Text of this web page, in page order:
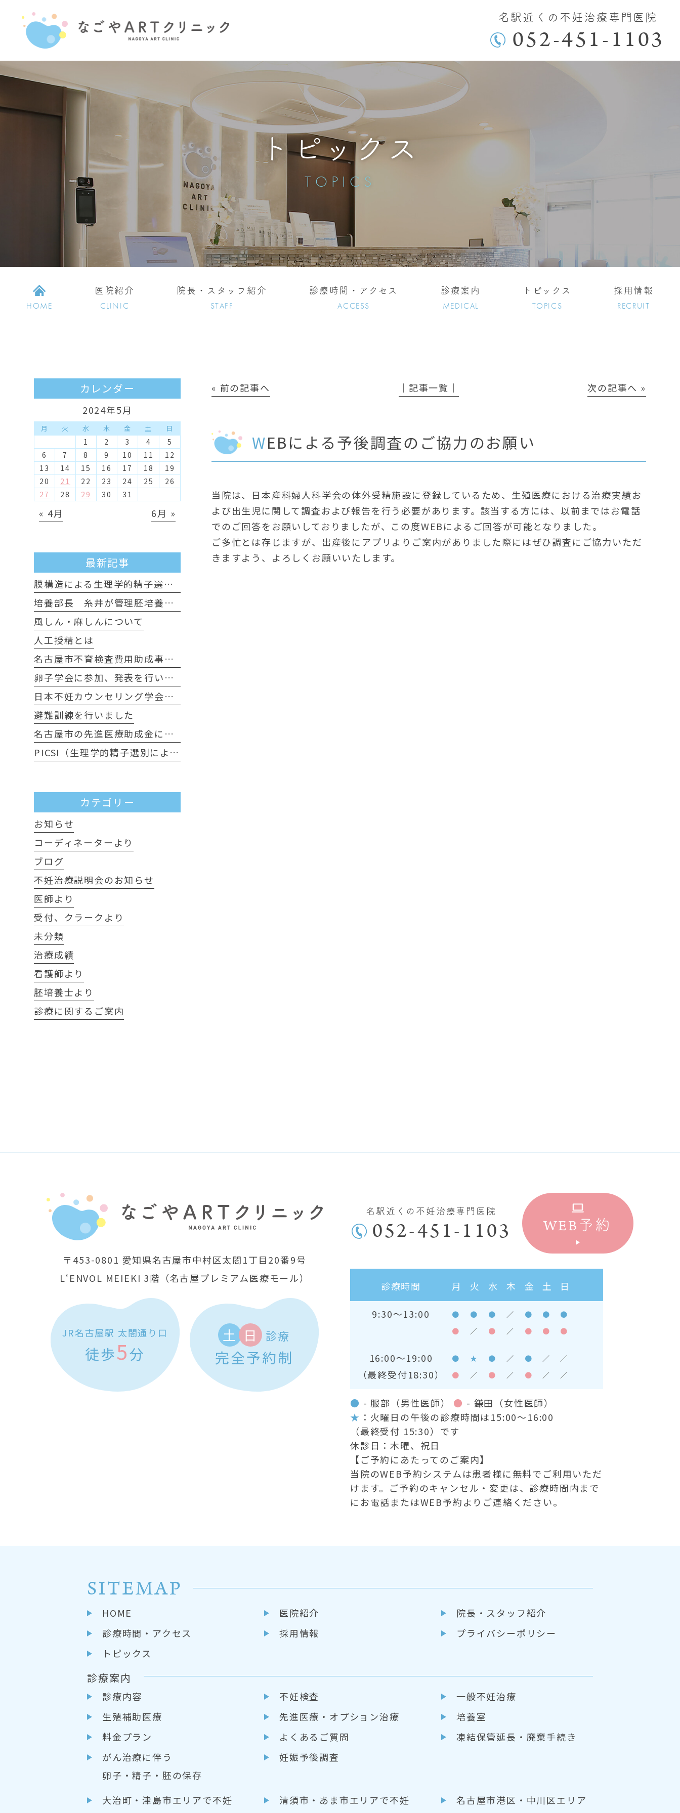
名駅近くの不妊治療専門医院
052-451-1103
トピックス
TOPICS
HOME
医院紹介
CLINIC
院長・スタッフ紹介
STAFF
診療時間・アクセス
ACCESS
診療案内
MEDICAL
トピックス
TOPICS
採用情報
RECRUIT
« 前の記事へ │記事一覧│ 次の記事へ »
WEBによる予後調査のご協力のお願い
当院は、日本産科婦人科学会の体外受精施設に登録しているため、生殖医療における治療実績お
よび出生児に関して調査および報告を行う必要があります。該当する方には、以前まではお電話
でのご回答をお願いしておりましたが、この度WEBによるご回答が可能となりました。
ご多忙とは存じますが、出産後にアプリよりご案内がありました際にはぜひ調査にご協力いただ
きますよう、よろしくお願いいたします。
カレンダー
2024年5月
月 火 水 木 金 土 日
1 2 3 4
5
6
7 8 9 10 11
12
13
14 15 16 17 18
19
20
21 22 23 24 25
26
27
28 29 30 31
« 4月 6月 »
最新記事
膜構造による生理学的精子選別について
培養部長 糸井が管理胚培養士試験に認定されました
風しん・麻しんについて
人工授精とは
名古屋市不育検査費用助成事業のお知らせ
卵子学会に参加、発表を行いました。
日本不妊カウンセリング学会に行ってきました
避難訓練を行いました
名古屋市の先進医療助成金について
PICSI（生理学的精子選別による顕微授精）について
カテゴリー
お知らせ
コーディネーターより
ブログ
不妊治療説明会のお知らせ
医師より
受付、クラークより
未分類
治療成績
看護師より
胚培養士より
診療に関するご案内
〒453-0801 愛知県名古屋市中村区太閤1丁目20番9号
L‘ENVOL MEIEKI 3階 （名古屋プレミアム医療モール）
JR名古屋駅 太閤通り口
徒歩5分
土 日 診療
完全予約制
名駅近くの不妊治療専門医院
052-451-1103 WEB 予約
診療時間 月 火 水 木 金 土 日
9:30～13:00 ● ● ● ／ ● ●
●
●
／ ● ／ ● ● ●
16:00～19:00 ● ★ ● ／ ● ／ ／
（最終受付18:30） ● ／ ● ／ ● ／ ／
● - 服部（男性医師） ● - 鎌田（女性医師）
★ ：火曜日の午後の診療時間は15:00～16:00
（最終受付 15:30）です
休診日：木曜、祝日
【ご予約にあたってのご案内】
当院のWEB予約システムは患者様に無料でご利用いただ
けます。ご予約のキャンセル・変更は、診療時間内まで
にお電話またはWEB予約よりご連絡ください。
SITEMAP
HOME 医院紹介
院長・スタッフ紹介
診療時間・アクセス
採用情報
プライバシーポリシー
トピックス
診療案内
診療内容 不妊検査
一般不妊治療
生殖補助医療
先進医療・ オプション治療
培養室
料金プラン
よくあるご質問 凍結保管延長・ 廃棄手続き
がん治療に伴う
卵子・精子・胚の保存
妊娠予後調査
大治町・津島市エリアで不妊
清須市・あま市エリアで不妊
名古屋市港区・中川区エリア